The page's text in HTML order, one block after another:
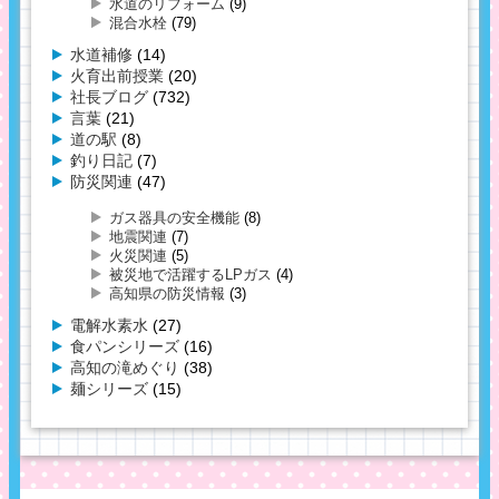
水道のリフォーム (9)
混合水栓 (79)
水道補修 (14)
火育出前授業 (20)
社長ブログ (732)
言葉 (21)
道の駅 (8)
釣り日記 (7)
防災関連 (47)
ガス器具の安全機能 (8)
地震関連 (7)
火災関連 (5)
被災地で活躍するLPガス (4)
高知県の防災情報 (3)
電解水素水 (27)
食パンシリーズ (16)
高知の滝めぐり (38)
麺シリーズ (15)